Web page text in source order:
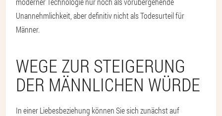
Unannehmlichkeit, aber definitiv nicht als Todesurteil für
Männer.
WEGE ZUR STEIGERUNG
DER MÄNNLICHEN WÜRDE
In einer Liebesbeziehung können Sie sich zunächst auf